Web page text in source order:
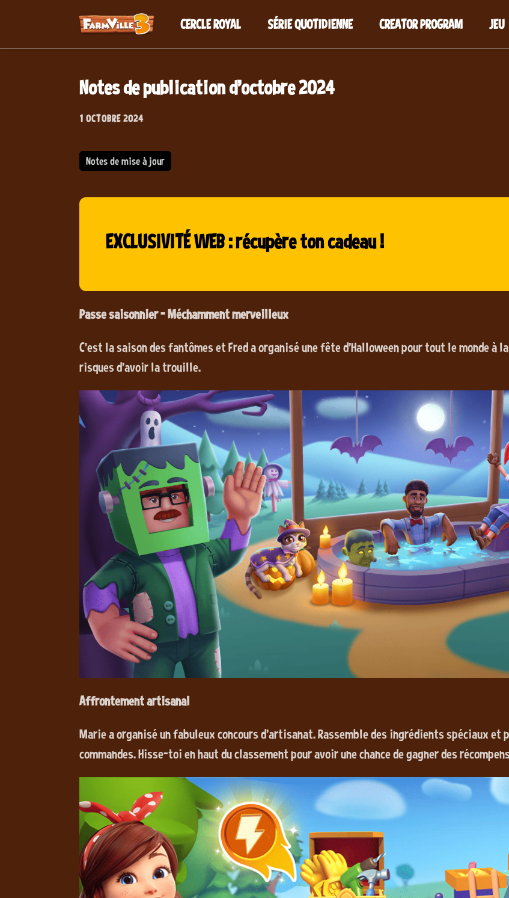
CERCLE ROYAL SÉRIE QUOTIDIENNE CREATOR PROGRAM JEU
Notes de publication d'octobre 2024
1 OCTOBRE 2024
Notes de mise à jour
EXCLUSIVITÉ WEB : récupère ton cadeau !
Passe saisonnier - Méchamment merveilleux
C'est la saison des fantômes et Fred a organisé une fête d'Halloween pour tout le monde à
risques d'avoir la trouille.
Affrontement artisanal
Marie a organisé un fabuleux concours d'artisanat. Rassemble des ingrédients spéciaux et
commandes. Hisse-toi en haut du classement pour avoir une chance de gagner des